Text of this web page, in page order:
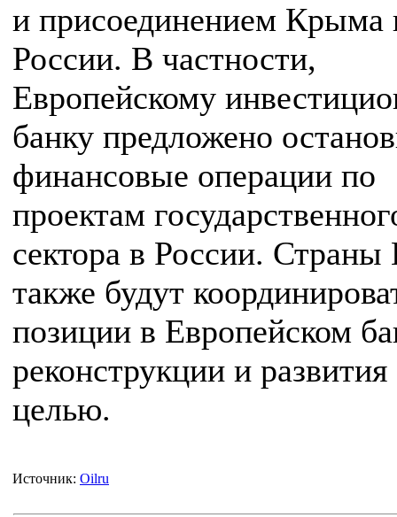
и присоединением Крыма
России. В частности,
Европейскому
банку предложено
финансовые операции по
проектам
сектора в России.
также будут
позиции в Европейском
реконструкции и
целью.
Источник: Oilru